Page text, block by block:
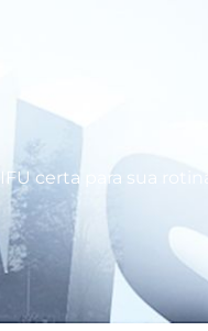
certa para sua